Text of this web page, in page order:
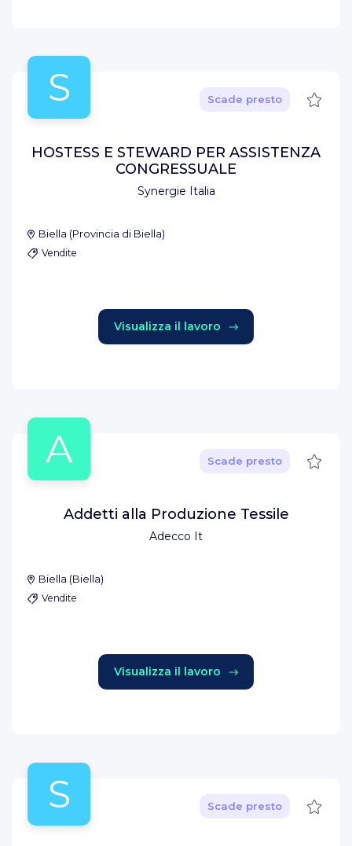
S
Synergie Italia
Scade presto Salva
HOSTESS E STEWARD PER ASSISTENZA
CONGRESSUALE
Biella (Provincia di Biella)
Vendite
Visualizza il lavoro
A
Adecco It
Scade presto Salva
Addetti alla Produzione Tessile
Biella (Biella)
Vendite
Visualizza il lavoro
S Scade presto Salva